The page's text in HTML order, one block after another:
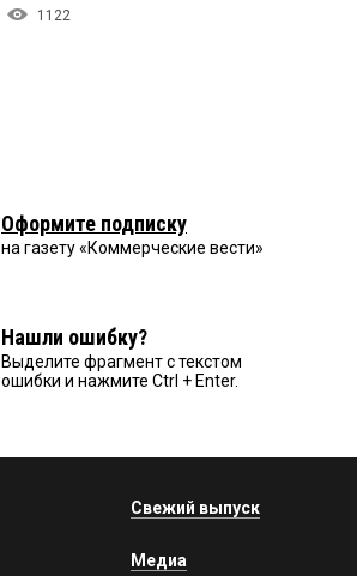
1122
Оформите подписку
на газету «Коммерческие вести»
Нашли ошибку?
Выделите фрагмент с текстом
ошибки и нажмите Ctrl + Enter.
Свежий выпуск
Медиа